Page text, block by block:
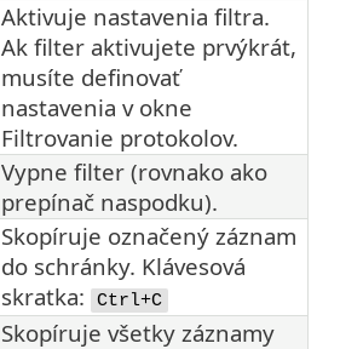
Aktivuje nastavenia filtra.
Ak filter aktivujete prvýkrát,
musíte definovať
nastavenia v okne
Filtrovanie protokolov.
Vypne filter (rovnako ako
prepínač naspodku).
Skopíruje označený záznam
do schránky. Klávesová
skratka:
Ctrl+C
Skopíruje všetky záznamy